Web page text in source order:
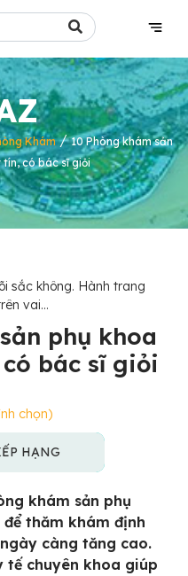
Khám/10 Phòng khám sản
tín, có bác sĩ giỏi
sắc không. Hành trang
vai...
phụ khoa
bác sĩ giỏi
chọn)
HẠNG
khám sản phụ
thăm khám định
càng tăng cao.
tế chuyên khoa giúp